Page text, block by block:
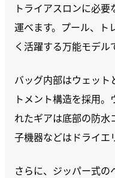
トライアスロンに必
運べます。プール、ト
く活躍する万能モデル
バッグ内部はウェッ
トメント構造を採用
れたギアは底部の防
子機器などはドライエ
さらに、ジッパー式